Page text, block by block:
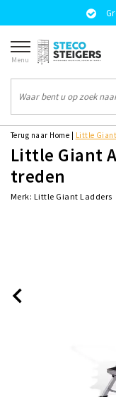
Menu
Terug naar Home Little
Little Giant
treden
Merk: Little Giant Ladders